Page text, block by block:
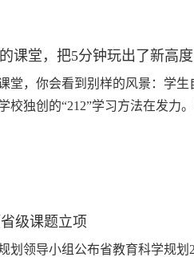
课堂，把5分钟玩出了新高度
堂，你会看到别样的风景：学
校独创的“212”学习方法在发力
级课题立项
划领导小组公布省教育科学规